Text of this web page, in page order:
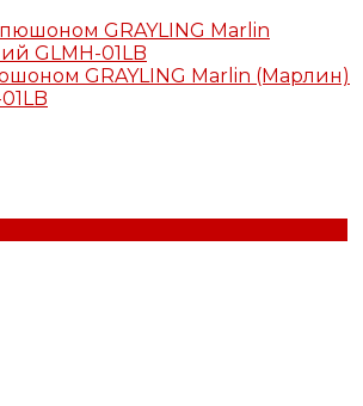
GRAYLING Marlin (Марлин)